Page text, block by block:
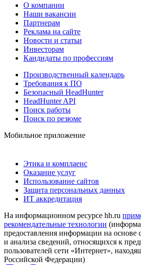
О компании
Наши вакансии
Партнерам
Реклама на сайте
Новости и статьи
Инвесторам
Кандидаты по профессиям
Производственный календарь
Требования к ПО
Безопасный HeadHunter
HeadHunter API
Поиск работы
Поиск по резюме
Мобильное приложение
Этика и комплаенс
Оказание услуг
Использование сайтов
Защита персональных данных
ИТ аккредитация
На информационном ресурсе hh.ru
рекомендательные технологии
предоставления информации на основе
и анализа сведений, относящихся к
пользователей сети «Интернет»,
Российской Федерации)